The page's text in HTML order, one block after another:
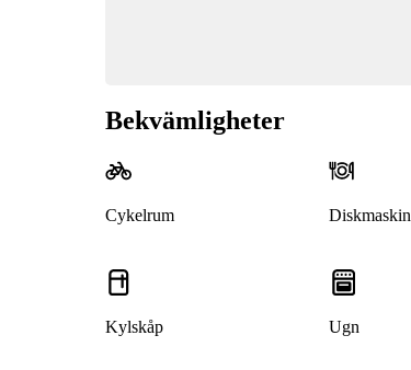
Bekvämligheter
Cykelrum Diskmaskin
Kylskåp Ugn